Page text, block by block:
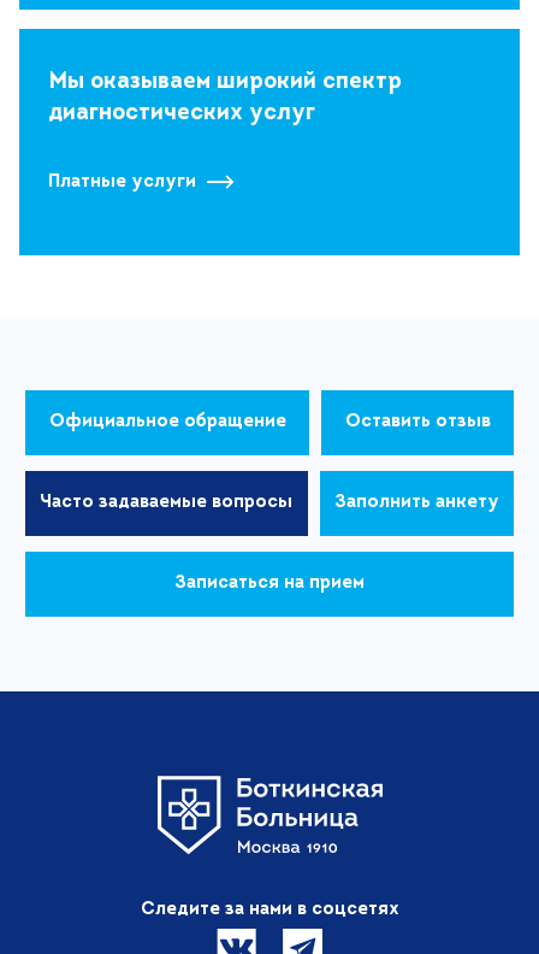
Мы оказываем широкий спектр
диагностических услуг
Платные услуги
Официальное обращение Оставить отзыв
Часто задаваемые вопросы Заполнить анкету
Записаться на прием
Следите за нами в соцсетях